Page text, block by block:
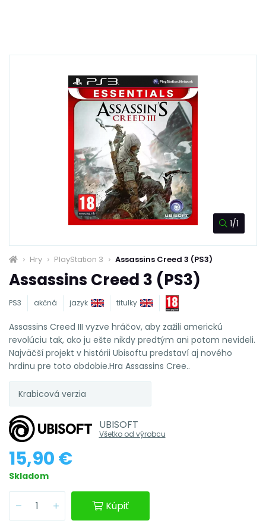
1/1
Hry PlayStation 3 Assassins Creed 3 (PS3)
Assassins Creed 3 (PS3)
PS3 akčná jazyk titulky
Assassins Creed III vyzve hráčov, aby zažili americkú
revolúciu tak, ako ju ešte nikdy predtým ani potom nevideli.
Najväčší projekt v histórii Ubisoftu predstaví aj nového
hrdinu pre toto obdobie.Hra Assassins Cree..
Krabicová verzia
UBISOFT
Všetko od výrobcu
15,90 €
Skladom
Kúpiť